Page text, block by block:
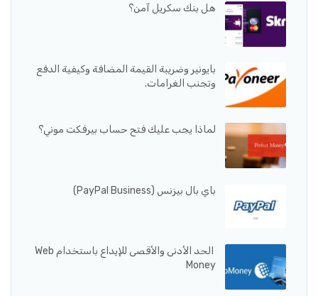
هل بنك سكريل آمن؟
بايونير وضريبة القيمة المضافة وكيفية الدفع
وتجنب الغرامات.
لماذا يجب عليك فتح حساب بيرفكت موني؟
باي بال بيزنس (PayPal Business)
الحد الأدنى والأقصى للإيداع باستخدام Web
Money